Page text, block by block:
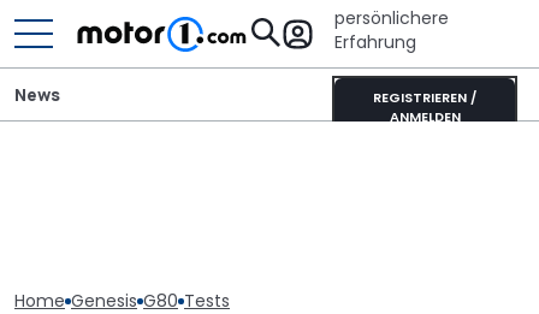
persönlichere
Erfahrung
REGISTRIEREN /
ANMELDEN
News
Home Genesis G80 Tests